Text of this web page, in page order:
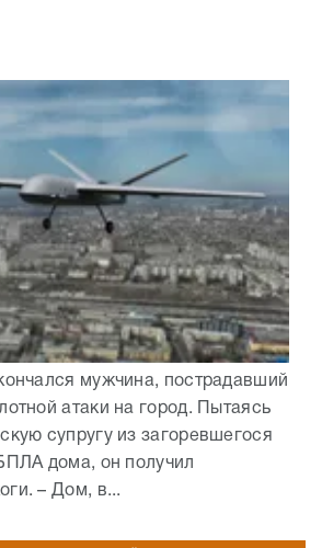
мужчина, пострадавший
атаки на город. Пытаясь
супругу из загоревшегося
дома, он получил
– Дом, в...